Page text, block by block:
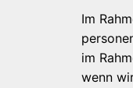
Im
im
wenn